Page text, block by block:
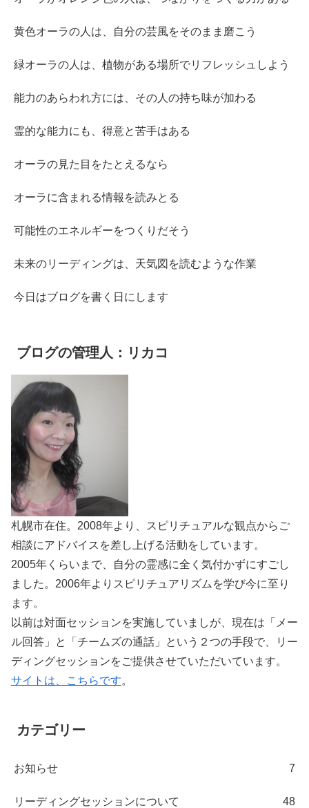
黄色オーラの人は、自分の芸風をそのまま磨こう
緑オーラの人は、植物がある場所でリフレッシュしよう
能力のあらわれ方には、その人の持ち味が加わる
霊的な能力にも、得意と苦手はある
オーラの見た目をたとえるなら
オーラに含まれる情報を読みとる
可能性のエネルギーをつくりだそう
未来のリーディングは、天気図を読むような作業
今日はブログを書く日にします
ブログの管理人：リカコ
札幌市在住。2008年より、スピリチュアルな観点からご
相談にアドバイスを差し上げる活動をしています。
2005年くらいまで、自分の霊感に全く気付かずにすごし
ました。2006年よりスピリチュアリズムを学び今に至り
ます。
以前は対面セッションを実施していましが、現在は「メー
ル回答」と「チームズの通話」という２つの手段で、リー
ディングセッションをご提供させていただいています。
サイトは、こちらです。
カテゴリー
お知らせ 7
リーディングセッションについて 48